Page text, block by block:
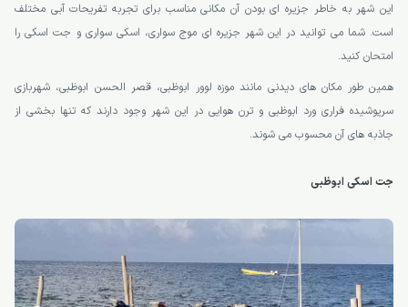
این شهر به خاطر جزیره ای بودن آن مکانی مناسب برای تجربه تفریحات آبی مختلف
است. شما می توانید در این شهر جزیره ای موج سواری، اسکی سواری و جت اسکی را
امتحان کنید.
همین طور مکان های دیدنی مانند موزه لوور ابوظبی، قصر الحسن ابوظبی، شهربازی
سرپوشیده فراری ورد ابوظبی و ترن هوایی در این شهر وجود دارند که تنها بخشی از
جاذبه های آن محسوب می شوند.
جت اسکی ابوظبی